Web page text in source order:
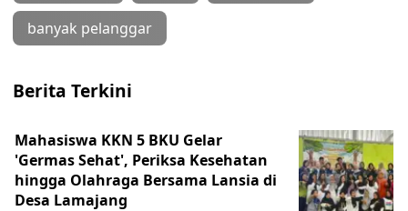
banyak pelanggar
Berita Terkini
Mahasiswa KKN 5 BKU Gelar
'Germas Sehat', Periksa Kesehatan
hingga Olahraga Bersama Lansia di
Desa Lamajang